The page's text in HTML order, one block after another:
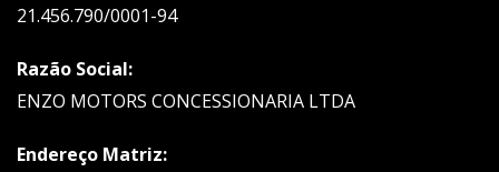
21.456.790/0001-94
Razão Social:
ENZO MOTORS CONCESSIONARIA LTDA
Endereço Matriz: